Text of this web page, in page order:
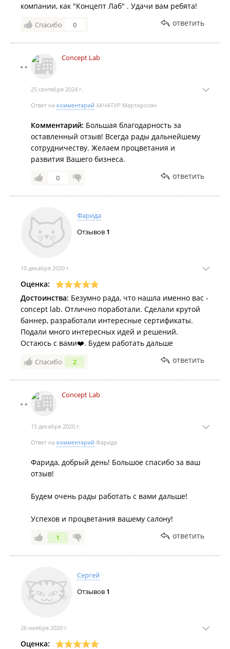
компании, как "Концепт Лаб" . Удачи вам ребята!
Спасибо 0 ответить
Concept Lab
25 сентября 2024 г.
Ответ на комментарий ХАЧАТУР Мартиросян
Комментарий: Большая благодарность за
оставленный отзыв! Всегда рады дальнейшему
сотрудничеству. Желаем процветания и
развития Вашего бизнеса.
0 ответить
Фарида
Отзывов 1
10 декабря 2020 г.
Оценка:
Достоинства: Безумно рада, что нашла именно вас -
concept lab. Отлично поработали. Сделали крутой
баннер, разработали интересные сертификаты.
Подали много интересных идей и решений.
Остаюсь с вами❤️. Будем работать дальше
Спасибо 2 ответить
Concept Lab
15 декабря 2020 г.
Ответ на комментарий Фарида
Фарида, добрый день! Большое спасибо за ваш
отзыв!
Будем очень рады работать с вами дальше!
Успехов и процветания вашему салону!
1 ответить
Сергей
Отзывов 1
26 ноября 2020 г.
Оценка: